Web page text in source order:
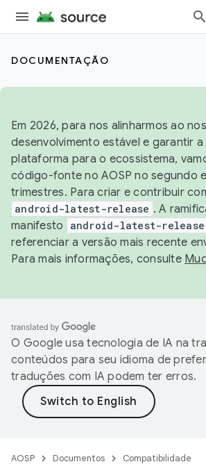
DOCUMENTAÇÃO
Em 2026, para nos alinharmos ao
desenvolvimento estável e garantir
plataforma para o ecossistema,
código-fonte no AOSP no segundo
trimestres. Para criar e contribuir
android-latest-release . A
manifesto
android-latest-release
referenciar a versão mais recente
Para mais informações, consulte
O Google usa tecnologia de IA na
conteúdos para seu idioma de
traduções com IA podem ter erros.
AOSP Documentos Compatibilidade